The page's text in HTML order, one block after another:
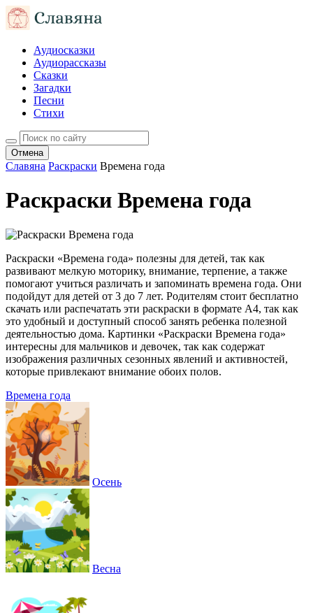
Аудиосказки
Аудиорассказы
Сказки
Загадки
Песни
Стихи
Отмена
Славяна Раскраски Времена года
Раскраски Времена года
Раскраски «Времена года» полезны для детей, так как
развивают мелкую моторику, внимание, терпение, а также
помогают учиться различать и запоминать времена года. Они
подойдут для детей от 3 до 7 лет. Родителям стоит бесплатно
скачать или распечатать эти раскраски в формате A4, так как
это удобный и доступный способ занять ребенка полезной
деятельностью дома. Картинки «Раскраски Времена года»
интересны для мальчиков и девочек, так как содержат
изображения различных сезонных явлений и активностей,
которые привлекают внимание обоих полов.
Времена года
Осень
Весна